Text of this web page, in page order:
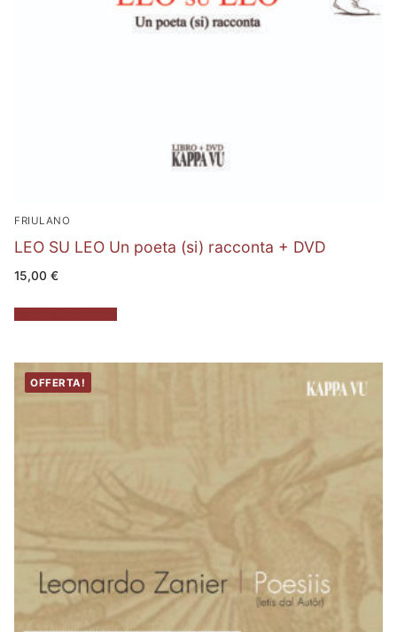
FRIULANO
LEO SU LEO Un poeta (si) racconta + DVD
15,00 €
OFFERTA!